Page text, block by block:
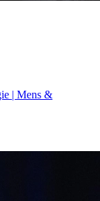
| Mens &